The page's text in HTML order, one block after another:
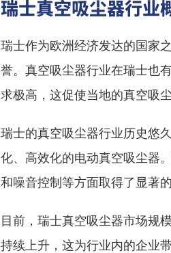
瑞士真空吸尘器行业
瑞士作为欧洲经济发达的国家
誉。真空吸尘器行业在瑞士也
求极高，这促使当地的真空吸
瑞士的真空吸尘器行业历史悠
化、高效化的电动真空吸尘器
和噪音控制等方面取得了显著的
目前，瑞士真空吸尘器市场规
持续上升，这为行业内的企业